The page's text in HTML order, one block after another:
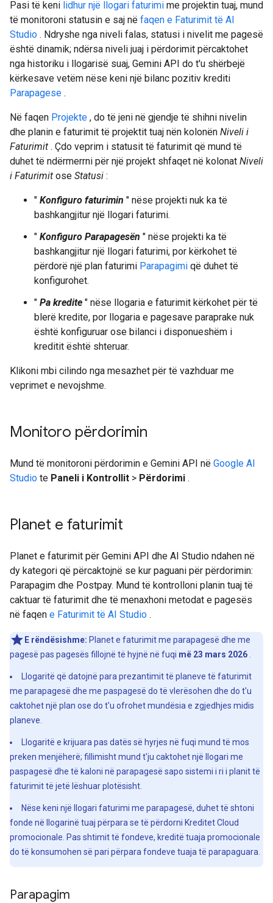
Pasi të keni lidhur një llogari faturimi me projektin tuaj, mund
të monitoroni statusin e saj në faqen e Faturimit të AI
Studio . Ndryshe nga niveli falas, statusi i nivelit me pagesë
është dinamik; ndërsa niveli juaj i përdorimit përcaktohet
nga historiku i llogarisë suaj, Gemini API do t'u shërbejë
kërkesave vetëm nëse keni një bilanc pozitiv krediti
Parapagese .
Në faqen Projekte , do të jeni në gjendje të shihni nivelin
dhe planin e faturimit të projektit tuaj nën kolonën Niveli i
Faturimit . Çdo veprim i statusit të faturimit që mund të
duhet të ndërmerrni për një projekt shfaqet në kolonat Niveli
i Faturimit ose Statusi :
" Konfiguro faturimin " nëse projekti nuk ka të
bashkangjitur një llogari faturimi.
" Konfiguro Parapagesën " nëse projekti ka të
bashkangjitur një llogari faturimi, por kërkohet të
përdorë një plan faturimi Parapagimi që duhet të
konfigurohet.
" Pa kredite " nëse llogaria e faturimit kërkohet për të
blerë kredite, por llogaria e pagesave paraprake nuk
është konfiguruar ose bilanci i disponueshëm i
kreditit është shteruar.
Klikoni mbi cilindo nga mesazhet për të vazhduar me
veprimet e nevojshme.
Monitoro përdorimin
Mund të monitoroni përdorimin e Gemini API në Google AI
Studio te Paneli i Kontrollit > Përdorimi .
Planet e faturimit
Planet e faturimit për Gemini API dhe AI ​​Studio ndahen në
dy kategori që përcaktojnë se kur paguani për përdorimin:
Parapagim dhe Postpay. Mund të kontrolloni planin tuaj të
caktuar të faturimit dhe të menaxhoni metodat e pagesës
në faqen e Faturimit të AI Studio .
E rëndësishme: Planet e faturimit me parapagesë dhe me
pagesë pas pagesës fillojnë të hyjnë në fuqi më 23 mars 2026
Llogaritë që datojnë para prezantimit të planeve të faturimit
me parapagesë dhe me paspagesë do të vlerësohen dhe do t'u
caktohet një plan ose do t'u ofrohet mundësia e zgjedhjes midis
planeve.
Llogaritë e krijuara pas datës së hyrjes në fuqi mund të mos
preken menjëherë; fillimisht mund t'ju caktohet një llogari me
paspagesë dhe të kaloni në parapagesë sapo sistemi i ri i planit të
faturimit të jetë lëshuar plotësisht.
Nëse keni një llogari faturimi me parapagesë, duhet të shtoni
fonde në llogarinë tuaj përpara se të përdorni Kreditet Cloud
promocionale. Pas shtimit të fondeve, kreditë tuaja promocionale
do të konsumohen së pari përpara fondeve tuaja të parapaguara.
Parapagim